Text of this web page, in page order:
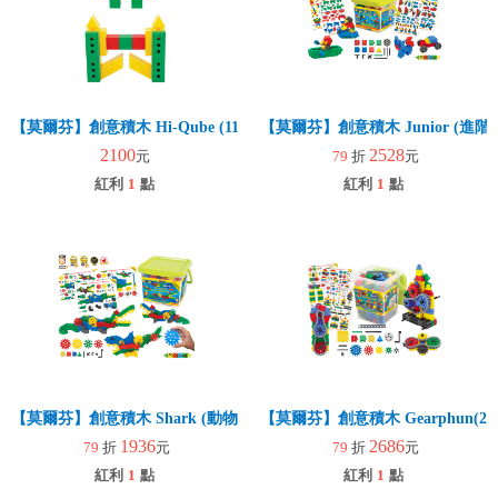
【莫爾芬】創意積木 Hi-Qube (110pcs)(幼兒建構)
2100元
紅利 1 點
【莫爾芬】創意積木 Junior (進階
79 折 2528元
紅利 1 點
【莫爾芬】創意積木 Shark (動物創意)
79 折 1936元
紅利 1 點
【莫爾芬】創意積木
79 折 2686元
紅利 1 點